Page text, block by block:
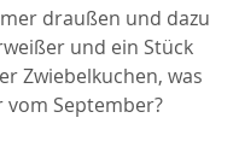
draußen und dazu
und ein Stück
Zwiebelkuchen, was
September?